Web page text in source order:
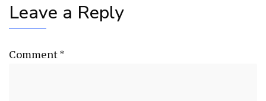
Leave a Reply
Comment*